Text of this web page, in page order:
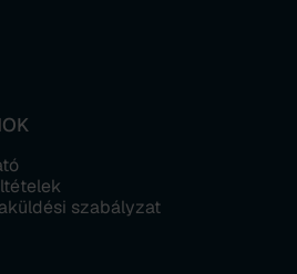
szabályzat